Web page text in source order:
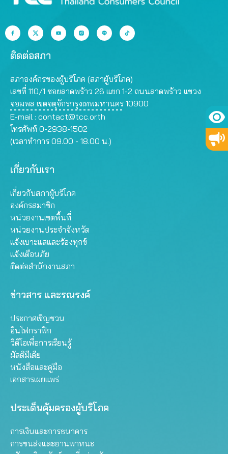
ติดต่อสภา
สภาองค์กรของผู้บริโภค (สภาผู้บริโภค)
เลขที่ 110/1 ซอยลาดพร้าว 26 แยก 1-2 ถนนลาดพร้าว แขวง
จอมพล เขตจตุจักรกรุงเทพมหานคร 10900
E-mail : contact@tcc.or.th
โทรศัพท์ 0-2938-1502
(เวลาทำการ 09.00 - 18.00 น.)
เกี่ยวกับเรา
เกี่ยวกับสภาผู้บริโภค
องค์กรสมาชิก
หน่วยงานเขตพื้นที่
หน่วยงานประจำจังหวัด
แจ้งเบาะแสและร้องทุกข์
แจ้งเตือนภัย
ติดต่อสำนักงานสภา
ข่าวสาร และรณรงค์
ประกาศเชิญชวน
อินโฟกราฟิก
วิดีโอเพื่อการเรียนรู้
มัลติมีเดีย
หนังสือและคู่มือ
เอกสารเผยแพร่
ประเด็นคุ้มครองผู้บริโภค
การเงินและการธนาคาร
การขนส่งและยานพาหนะ